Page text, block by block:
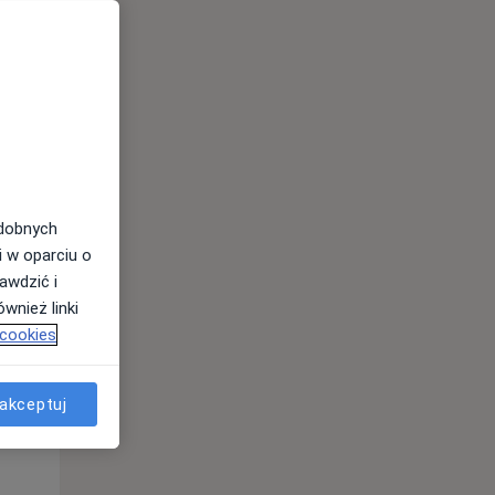
w oparciu o
i
linki